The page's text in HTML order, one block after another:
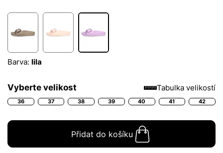
Barva: lila
Vyberte velikost Tabulka velikostí
36 37 38 39 40 41 42
Přidat do košíku